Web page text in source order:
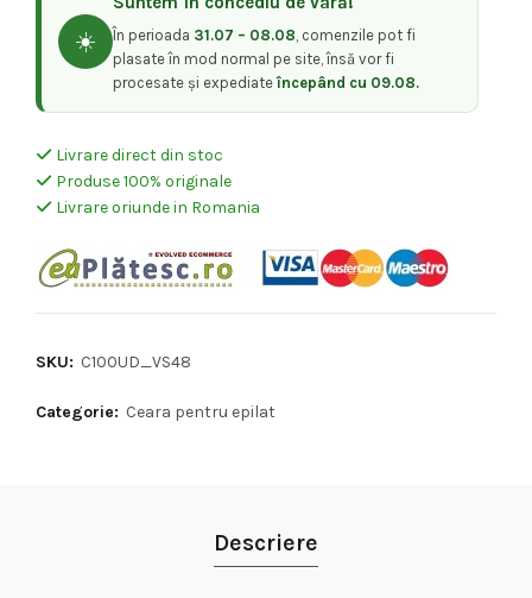
☀️ În perioada 31.07 – 08.08, comenzile pot fi
plasate în mod normal pe site, însă vor fi
procesate și expediateîncepând cu 09.08.
Livrare direct din stoc
Produse 100% originale
Livrare oriunde in Romania
SKU: C100UD_VS48
Categorie: Ceara pentru epilat
Descriere